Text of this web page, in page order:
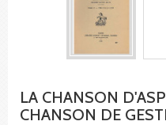
LA CHANSON
CHANSON DE